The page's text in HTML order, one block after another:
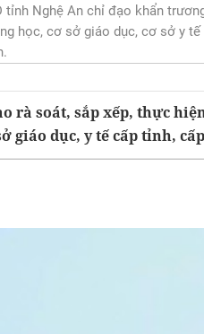
tỉnh Nghệ An chỉ đạo khẩn
học, cơ sở giáo dục, cơ sở y
rà soát, sắp xếp, thực
giáo dục, y tế cấp tỉnh,